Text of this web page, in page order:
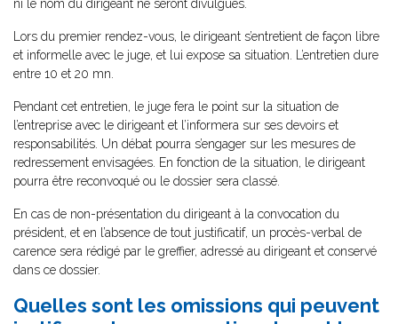
ni le nom du dirigeant ne seront divulgués.
Lors du premier rendez-vous, le dirigeant s’entretient de façon libre
et informelle avec le juge, et lui expose sa situation. L’entretien dure
entre 10 et 20 mn.
Pendant cet entretien, le juge fera le point sur la situation de
l’entreprise avec le dirigeant et l’informera sur ses devoirs et
responsabilités. Un débat pourra s’engager sur les mesures de
redressement envisagées. En fonction de la situation, le dirigeant
pourra être reconvoqué ou le dossier sera classé.
En cas de non-présentation du dirigeant à la convocation du
président, et en l’absence de tout justificatif, un procès-verbal de
carence sera rédigé par le greffier, adressé au dirigeant et conservé
dans ce dossier.
Quelles sont les omissions qui peuvent